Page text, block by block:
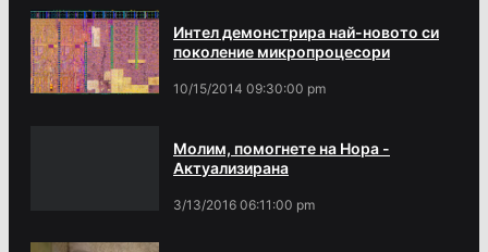
Интел демонстрира най-новото си
поколение микропроцесори
10/15/2014 09:30:00 pm
Молим, помогнете на Нора -
Актуализирана
3/13/2016 06:11:00 pm